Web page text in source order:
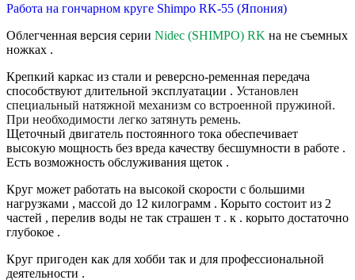
Работа на гончарном круге Shimpo RK-55 (Япония)
Облегченная версия серии Nidec (SHIMPO) RK на не съемных
ножках .
Крепкий каркас из стали и реверсно-ременная передача
способствуют длительной эксплуатации . Установлен
специальный натяжной механизм со встроенной пружиной.
При необходимости легко затянуть ремень.
Щеточный двигатель постоянного тока обеспечивает
высокую мощность без вреда качеству бесшумности в работе .
Есть возможность обслуживания щеток .
Круг может работать на высокой скорости с большими
нагрузками , массой до 12 килограмм . Корыто состоит из 2
частей , перелив воды не так страшен т . к . корыто достаточно
глубокое .
Круг пригоден как для хобби так и для профессиональной
деятельности .